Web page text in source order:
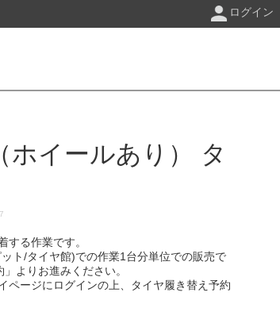
ログイン
ホイールあり） タ
する作業です。
ト/タイヤ館)での作業1台分単位での販売で
よりお進みください。
ページにログインの上、タイヤ履き替え予約